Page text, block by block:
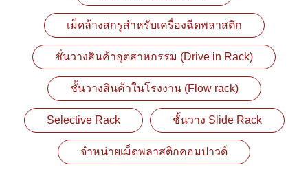
เม็ดล้างสกรูสำหรับเครื่องฉีดพลาสติก
ชั่นวางสินค้าอุตสาหกรรม (Drive in Rack)
ชั้นวางสินค้าในโรงงาน (Flow rack)
Selective Rack ชั้นวาง Slide Rack
จำหน่ายเม็ดพลาสติกคอมปาวด์